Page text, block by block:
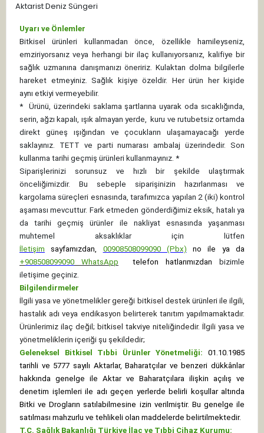
Aktarist Deniz Süngeri
Uyarı ve Önlemler
Bitkisel ürünleri kullanmadan önce, özellikle hamileyseniz,
emziriyorsanız veya herhangi bir ilaç kullanıyorsanız, kalifiye bir
sağlık uzmanına danışmanızı öneririz. Kulaktan dolma bilgilerle
hareket etmeyiniz. Sağlık kişiye özeldir. Her ürün her kişide
aynı etkiyi vermeyebilir.
*
Ürünü, üzerindeki saklama şartlarına uyarak oda sıcaklığında,
serin, ağzı kapalı, ışık almayan yerde, kuru ve rutubetsiz ortamda
direkt güneş ışığından ve çocukların ulaşamayacağı yerde
saklayınız. TETT ve parti numarası ambalaj üzerindedir. Son
kullanma tarihi geçmiş ürünleri kullanmayınız. *
Siparişlerinizi sorunsuz ve hızlı bir şekilde ulaştırmak
önceliğimizdir. Bu sebeple siparişinizin hazırlanması ve
kargolama süreçleri esnasında, tarafımızca yapılan 2 (iki) kontrol
aşaması mevcuttur. Fark etmeden gönderdiğimiz eksik, hatalı ya
da tarihi geçmiş ürünler ile nakliyat esnasında yaşanması
muhtemel aksaklıklar için lütfen
İletişim
sayfamızdan, 00908508099090 (Pbx) no ile ya da
+908508099090 WhatsApp telefon hatlarımızdan bizimle
iletişime geçiniz.
Bilgilendirmeler
İlgili yasa ve yönetmelikler gereği bitkisel destek ürünleri ile ilgili,
hastalık adı veya endikasyon belirterek tanıtım yapılmamaktadır.
Ürünlerimiz ilaç değil; bitkisel takviye niteliğindedir. İlgili yasa ve
yönetmeliklerin içeriği şu şekildedir;
Geleneksel Bitkisel Tıbbi Ürünler Yönetmeliği: 01.10.1985
tarihli ve 5777 sayılı Aktarlar, Baharatçılar ve benzeri dükkânlar
hakkında genelge ile Aktar ve Baharatçılara ilişkin açılış ve
denetim işlemleri ile adı geçen yerlerde belirli koşullar altında
Bitki ve Drogların satılabilmesine izin verilmiştir. Bu genelge ile
satılması mahzurlu ve tehlikeli olan maddelerde belirtilmektedir.
T.C. Sağlık Bakanlığı Türkiye İlaç ve Tıbbi Cihaz Kurumu: